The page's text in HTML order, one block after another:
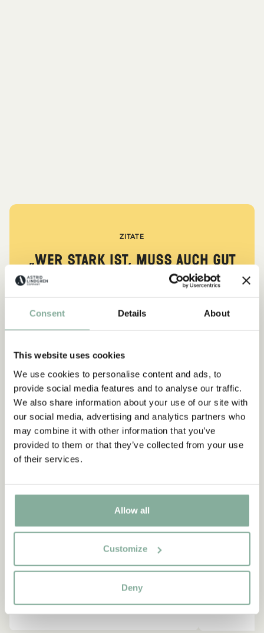
Consent Details About
This website uses cookies
We use cookies to personalise content and ads, to
provide social media features and to analyse our traffic.
We also share information about your use of our site with
our social media, advertising and analytics partners who
may combine it with other information that you’ve
provided to them or that they’ve collected from your use
of their services.
Allow all
Customize
Deny
ZITATE
„Wer stark ist, muss auch gut
NEU -15%